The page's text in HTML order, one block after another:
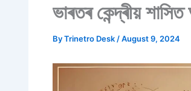
ভাৰতৰ কেন্দ্ৰীয়
ByTrinetro Desk /August 9, 2024